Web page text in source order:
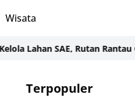
Wisata
SAE, Rutan Rantau Gelar
Terpopuler